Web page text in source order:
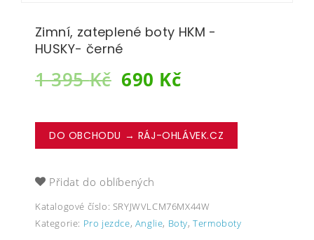
Zimní, zateplené boty HKM -
HUSKY- černé
1 395Kč 690 Kč
DO OBCHODU → RÁJ-OHLÁVEK.CZ
Přidat do oblíbených
Katalogové číslo: SRYJWVLCM76MX44W
Kategorie: Pro jezdce, Anglie, Boty,Termoboty